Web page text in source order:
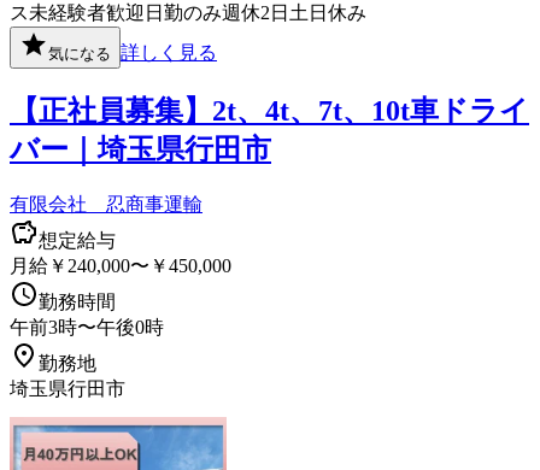
ス未経験者歓迎 日勤のみ週休2日 土日休み
気になる 詳しく見る
【正社員募集】2t、4t、7t、10t車ドライ
バー｜埼玉県行田市
有限会社 忍商事運輸
想定給与
月給￥240,000〜￥450,000
勤務時間
午前3時〜午後0時
勤務地
埼玉県行田市